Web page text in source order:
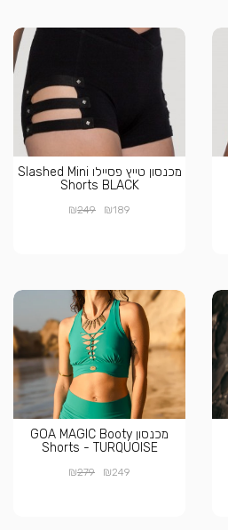
מכנסון טייץ פסיילו Slashed Mini
Shorts BLACK
₪189
₪249
מכנסון GOA MAGIC Booty
Shorts - TURQUOISE
₪249
₪279